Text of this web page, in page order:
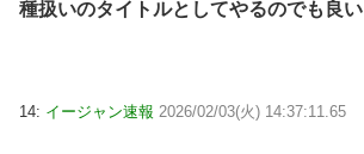
種扱いのタイトルとしてやるのでも良い
14: イージャン速報 2026/02/03(火) 14:37:11.65